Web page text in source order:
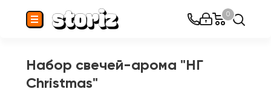
0
Набор свечей-арома "НГ
Christmas"